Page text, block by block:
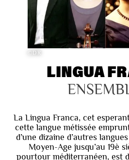
©DR
LINGUA
La Lingua Franca, cet
cette langue métissée
d’une dizaine d’autres
Moyen-Age jusqu’au 19è
pourtour méditerranéen, est